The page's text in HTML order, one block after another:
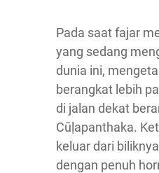
Pada saat fajar
yang sedang
dunia ini,
berangkat lebih
di jalan dekat
Cūḷapanthaka.
keluar dari
dengan penuh